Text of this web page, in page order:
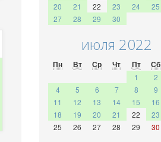
20
21 22 23 24 25
27
28 29 30
июля 2022
Пн Вт Ср Чт Пт Сб
1 2
4
5 6 7 8 9
11
12 13 14 15 16
18
19 20 21 22 23
25
26 27 28 29 30